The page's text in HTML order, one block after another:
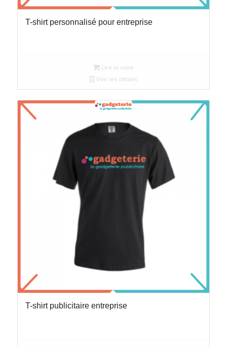
T-shirt personnalisé pour entreprise
Lire la suite
Voir les détails
T-shirt publicitaire entreprise